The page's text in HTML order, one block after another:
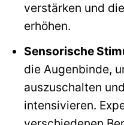
verstärken und
erhöhen.
Sensorische
die Augenbinde,
auszuschalten
intensivieren.